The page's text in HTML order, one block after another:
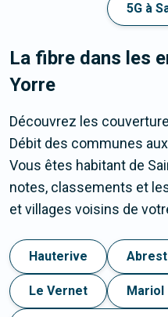
5G à
La fibre dans les
Yorre
Découvrez les
Débit des communes
Vous êtes habitant de
notes, classements et
et villages voisins de
Hauterive Abrest
Le Vernet Mariol